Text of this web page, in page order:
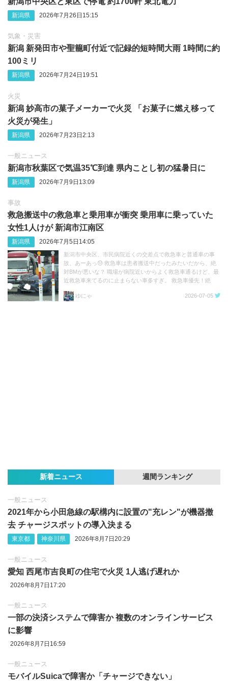
新潟県 2026年7月26日15:15
気象・災害
新潟 新発田市や聖籠町付近で記録的短時間大雨 1時間に約
100ミリ
新潟県 2026年7月24日19:51
火災
新潟 妙高市の菓子メーカーで火災 「お菓子に燃え移って
火災が発生」
新潟県 2026年7月23日2:13
一般ニュース
新潟市秋葉区で気温35℃到達 県内ことし初の猛暑日に
新潟県 2026年7月9日13:09
事故
救急搬送中の救急車と乗用車が衝突 乗用車に乗っていた
女性1人けが 新潟市江南区
新潟県 2026年7月5日14:05
新潟市中央区、市民病院近くの交差点で救急車と普通車の事
故、あーあっ😓 救急車は患者搬送中だったみたいだから、絶
対BMが悪いな？ 職場が病院近いからよく救急車通るけど、最
近救急車来てるのに止まらない車多すぎ。 救急車優先！絶
ゆにゃ
2026-07-05
新着ニュース 週間ランキング
一般ニュース
2021年から小田急線の駅構内に設置の"充レン"が機器撤
去 チャージスポットの導入決まる
東京都 神奈川県 2026年8月7日20:29
一般ニュース
愛知 西尾市吉良町の住宅で火災 1人逃げ遅れか
2026年8月7日17:20
一般ニュース
一部の決済システムで障害か 複数のオンラインサービス
に影響
2026年8月7日16:59
一般ニュース
モバイルSuicaで障害か「チャージできない」